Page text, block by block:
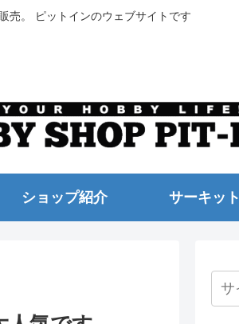
売。 ピットインのウェブサイトです
ショップ紹介 サーキット